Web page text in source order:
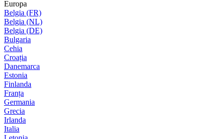
Europa
Belgia (FR)
Belgia (NL)
Belgia (DE)
Bulgaria
Cehia
Croația
Danemarca
Estonia
Finlanda
Franța
Germania
Grecia
Irlanda
Italia